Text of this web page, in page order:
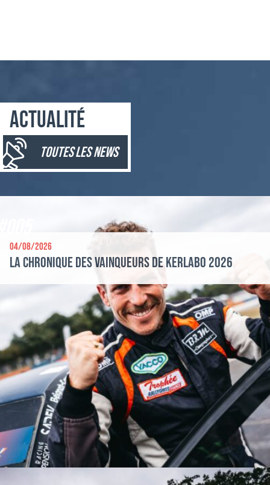
Actualité
toutes les news
04/08/2026
La chronique des vainqueurs de Kerlabo 2026